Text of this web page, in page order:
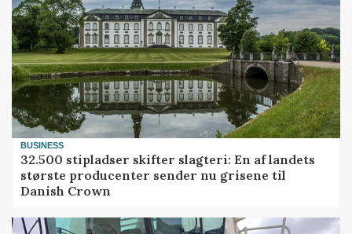
BUSINESS
32.500 stipladser skifter slagteri: En af landets
største producenter sender nu grisene til
Danish Crown